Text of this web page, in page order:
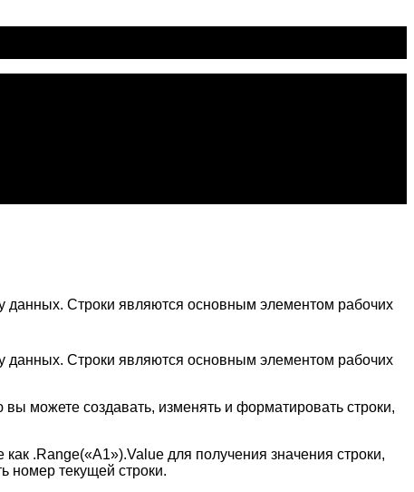
данных. Строки являются основным элементом рабочих
данных. Строки являются основным элементом рабочих
можете создавать, изменять и форматировать строки,
.Range(«A1»).Value для получения значения строки,
номер текущей строки.